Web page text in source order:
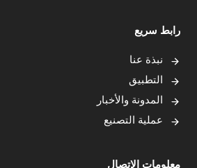
رابط سريع
نبذة عنا
التطبيق
المدونة والأخبار
عملية التصنيع
معلومات الاتصال